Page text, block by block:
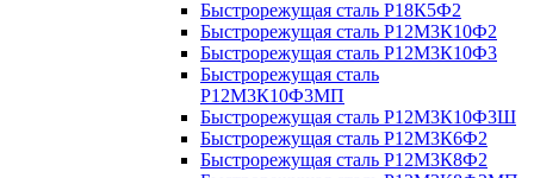
Быстрорежущая сталь Р18К5Ф2
Быстрорежущая сталь Р12М3К10Ф2
Быстрорежущая сталь Р12М3К10Ф3
Быстрорежущая сталь
Р12М3К10Ф3МП
Быстрорежущая сталь Р12М3К10Ф3Ш
Быстрорежущая сталь Р12М3К6Ф2
Быстрорежущая сталь Р12М3К8Ф2